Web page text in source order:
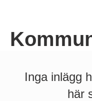
Inga inlägg
här